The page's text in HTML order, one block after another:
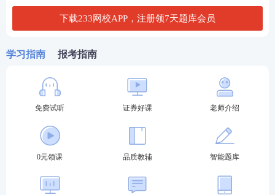
2024年6月证券从业《证券投资顾问》真题在线估分
2024年证券从业及专项真题答案汇总>>
2024年6月证券从业考试试题及答案考后陆续更新，
敬请关注！
下载233网校APP，注册领7天题库会员
学习指南 报考指南
免费试听 证券好课 老师介绍
0元领课 品质教辅 智能题库